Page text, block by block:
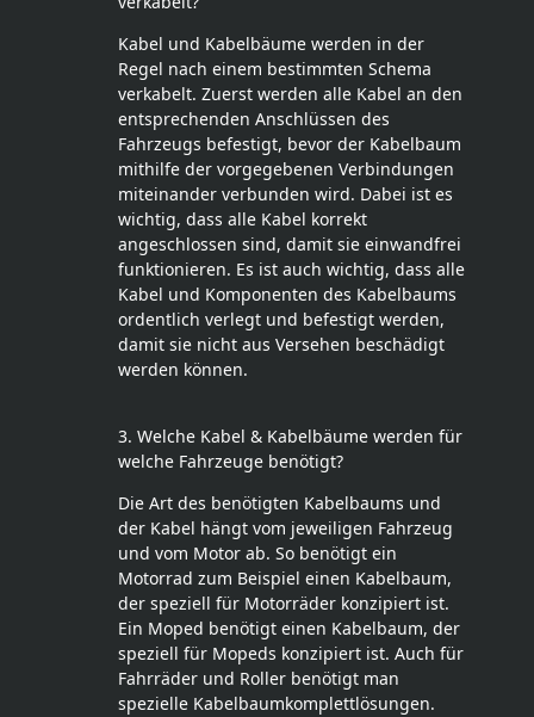
Kabel und Kabelbäume werden in der
Regel nach einem bestimmten Schema
verkabelt. Zuerst werden alle Kabel an den
entsprechenden Anschlüssen des
Fahrzeugs befestigt, bevor der Kabelbaum
mithilfe der vorgegebenen Verbindungen
miteinander verbunden wird. Dabei ist es
wichtig, dass alle Kabel korrekt
angeschlossen sind, damit sie einwandfrei
funktionieren. Es ist auch wichtig, dass alle
Kabel und Komponenten des Kabelbaums
ordentlich verlegt und befestigt werden,
damit sie nicht aus Versehen beschädigt
werden können.
3. Welche Kabel & Kabelbäume werden für
welche Fahrzeuge benötigt?
Die Art des benötigten Kabelbaums und
der Kabel hängt vom jeweiligen Fahrzeug
und vom Motor ab. So benötigt ein
Motorrad zum Beispiel einen Kabelbaum,
der speziell für Motorräder konzipiert ist.
Ein Moped benötigt einen Kabelbaum, der
speziell für Mopeds konzipiert ist. Auch für
Fahrräder und Roller benötigt man
spezielle Kabelbaumkomplettlösungen.